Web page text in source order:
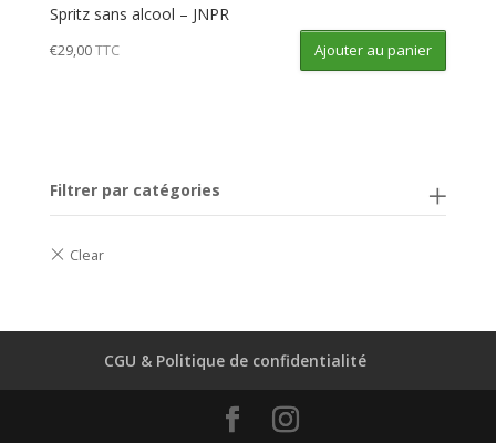
Spritz sans alcool – JNPR
€29,00TTC Ajouter au panier
Filtrer par catégories
CGU & Politique de confidentialité